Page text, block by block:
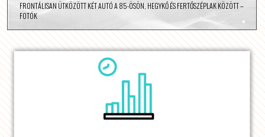
FRONTÁLISAN ÜTKÖZÖTT KÉT AUTÓ A 85-ÖSÖN, HEGYKŐ ÉS FERTŐSZÉPLAK KÖZÖTT –
FOTÓK